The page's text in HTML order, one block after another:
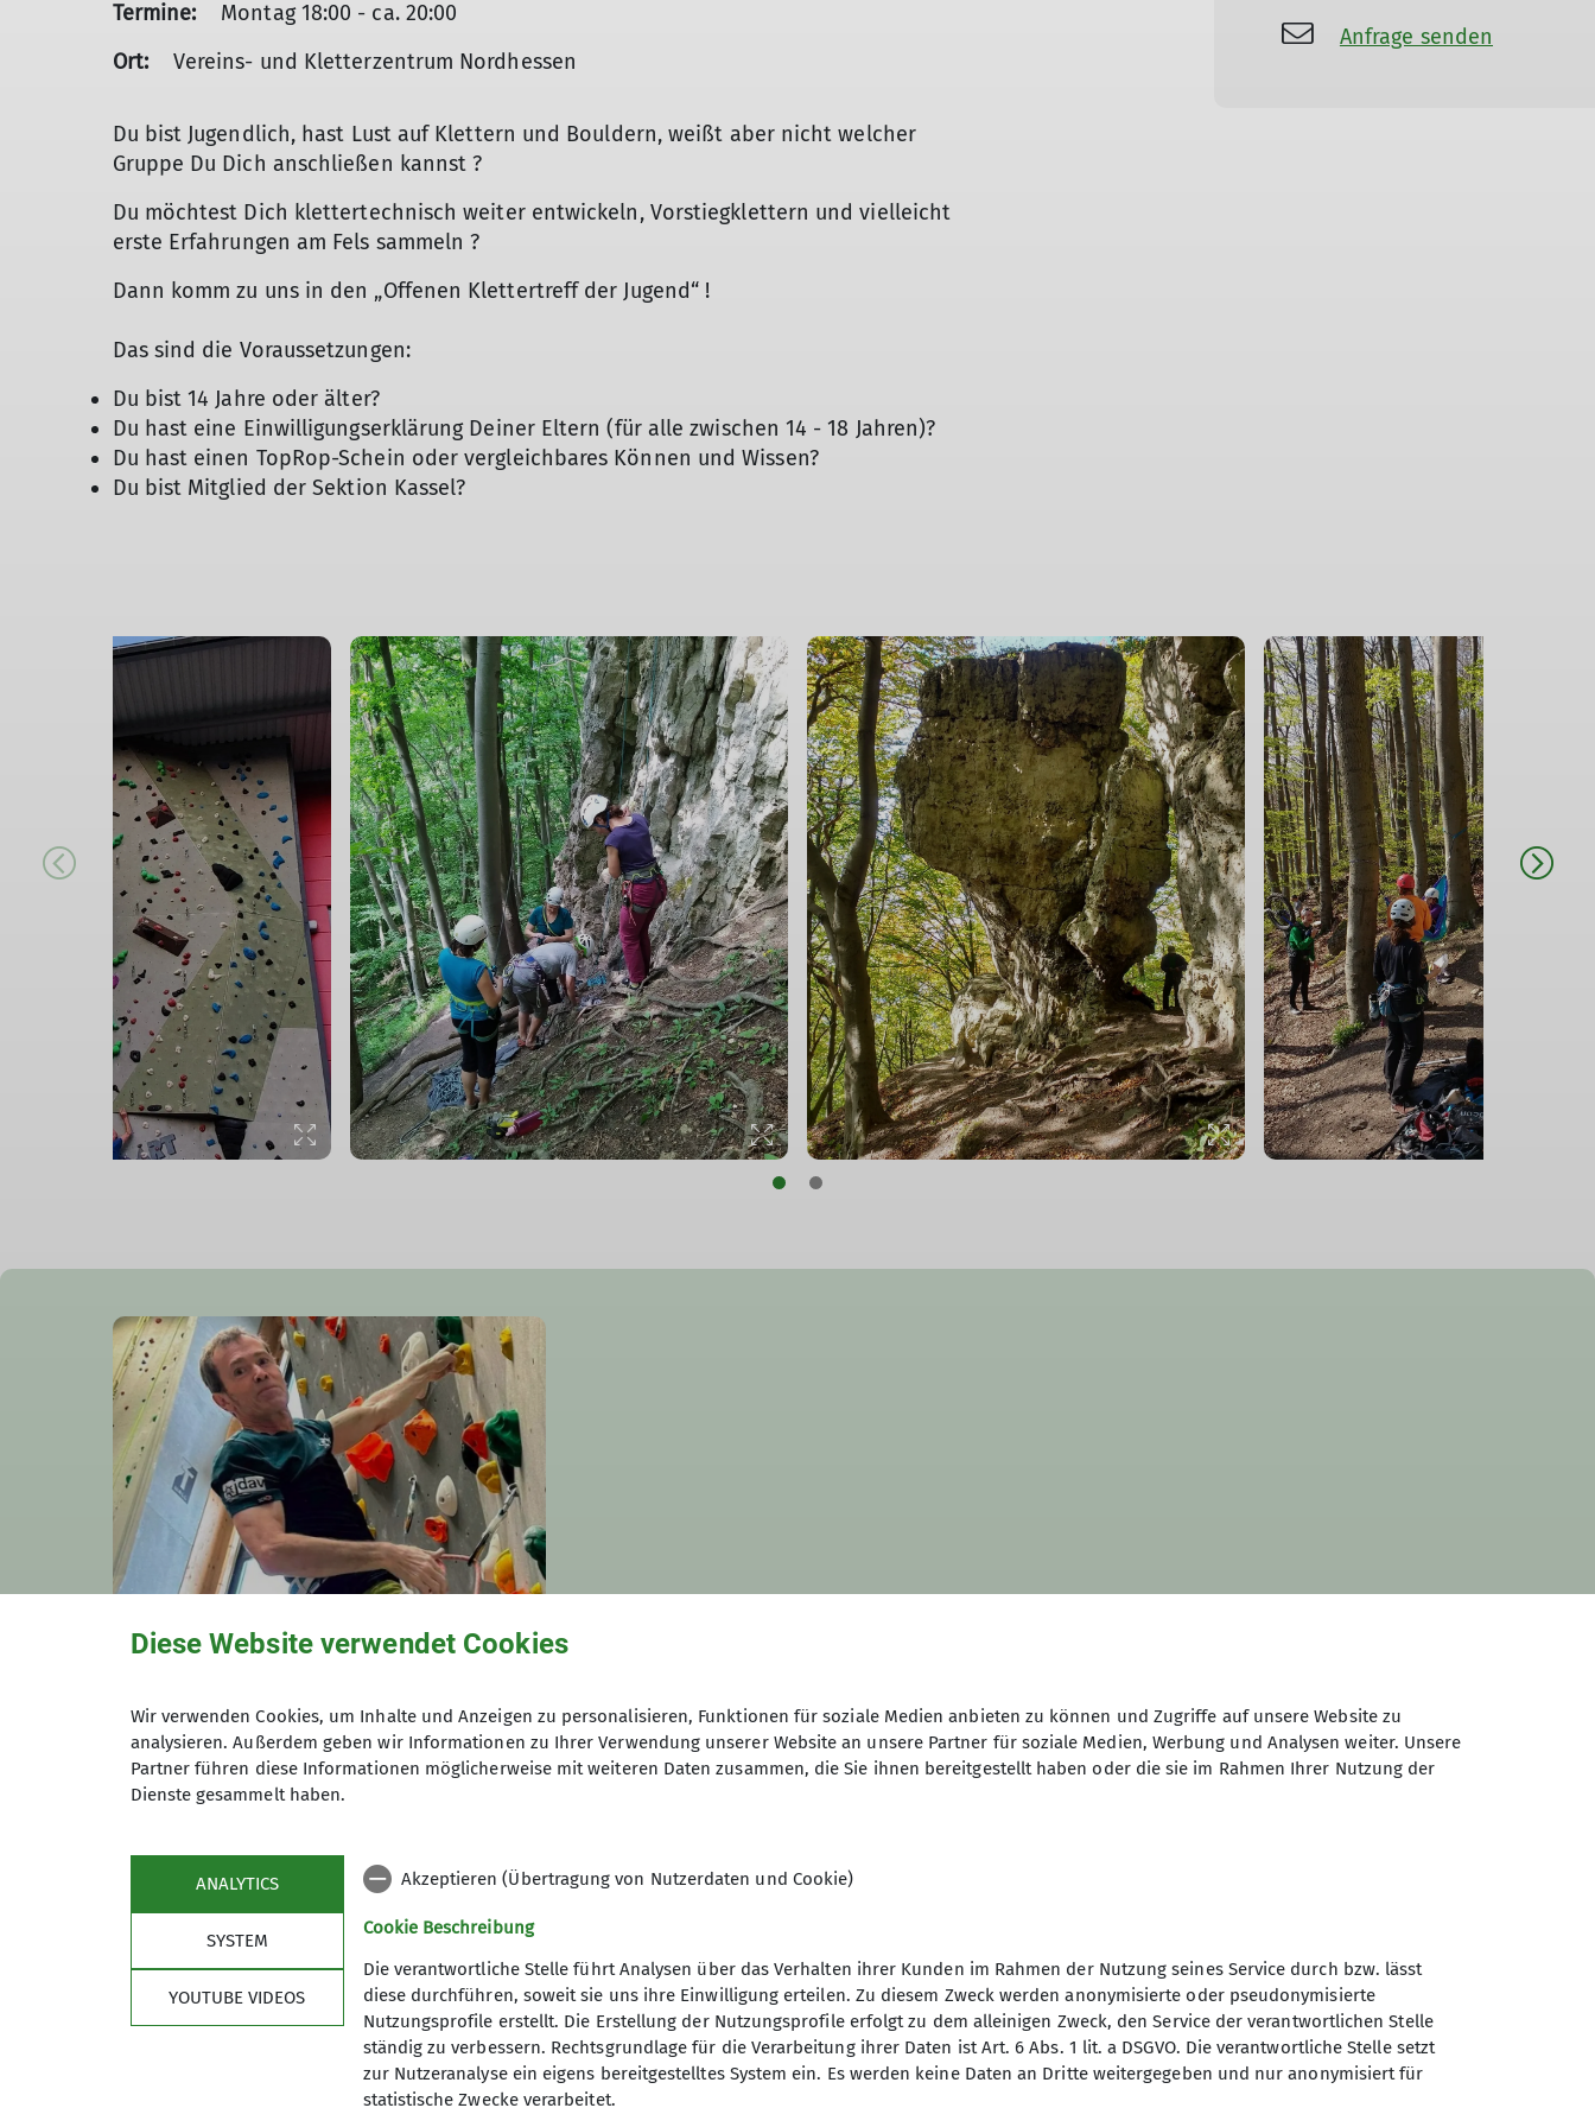
Termine:
Montag 18:00 - ca. 20:00
Ort:
Vereins- und Kletterzentrum Nordhessen
Du bist Jugendlich, hast Lust auf Klettern und Bouldern, weißt aber nicht welcher
Gruppe Du Dich anschließen kannst ?
Du möchtest Dich klettertechnisch weiter entwickeln, Vorstiegklettern und vielleicht
erste Erfahrungen am Fels sammeln ?
Dann komm zu uns in den „Offenen Klettertreff der Jugend“ !
Das sind die Voraussetzungen:
Du bist 14 Jahre oder älter?
Du hast eine Einwilligungserklärung Deiner Eltern (für alle zwischen 14 - 18 Jahren)?
Du hast einen TopRop-Schein oder vergleichbares Können und Wissen?
Du bist Mitglied der Sektion Kassel?
Anfrage senden
Jugendreferent
Anfrage senden
Details
Sektion Gruppen im Fokus
Sektion Kassel des
Deutschen Alpenvereins e.V.
Diese Website verwendet Cookies
Wir verwenden Cookies, um Inhalte und Anzeigen zu personalisieren, Funktionen für soziale Medien anbieten zu können und Zugriffe auf unsere Website zu
analysieren. Außerdem geben wir Informationen zu Ihrer Verwendung unserer Website an unsere Partner für soziale Medien, Werbung und Analysen weiter. Unsere
Partner führen diese Informationen möglicherweise mit weiteren Daten zusammen, die Sie ihnen bereitgestellt haben oder die sie im Rahmen Ihrer Nutzung der
Dienste gesammelt haben.
ANALYTICS
SYSTEM
YOUTUBE VIDEOS
Akzeptieren (Übertragung von Nutzerdaten und Cookie)
Cookie Beschreibung
Die verantwortliche Stelle führt Analysen über das Verhalten ihrer Kunden im Rahmen der Nutzung seines Service durch bzw. lässt
diese durchführen, soweit sie uns ihre Einwilligung erteilen. Zu diesem Zweck werden anonymisierte oder pseudonymisierte
Nutzungsprofile erstellt. Die Erstellung der Nutzungsprofile erfolgt zu dem alleinigen Zweck, den Service der verantwortlichen Stelle
ständig zu verbessern. Rechtsgrundlage für die Verarbeitung ihrer Daten ist Art. 6 Abs. 1 lit. a DSGVO. Die verantwortliche Stelle setzt
zur Nutzeranalyse ein eigens bereitgestelltes System ein. Es werden keine Daten an Dritte weitergegeben und nur anonymisiert für
statistische Zwecke verarbeitet.